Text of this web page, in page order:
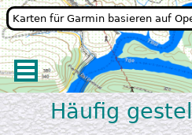
Karten für Garmin basieren auf
Häufig